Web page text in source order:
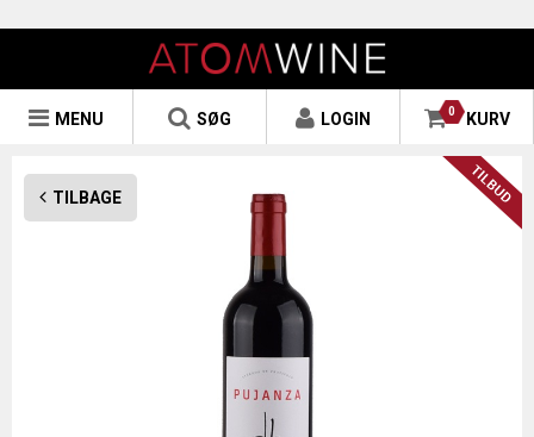
0 KURV
LOGIN
SØG
MENU
TILBAGE